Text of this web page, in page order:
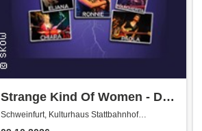
Strange Kind Of Women - Die
einzigen weiblichen Deep
Schweinfurt, Kulturhaus Stattbahnhof